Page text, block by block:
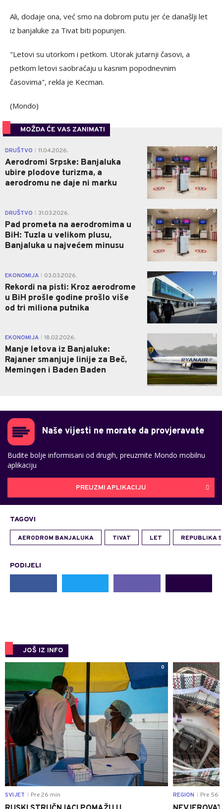
Ali, dodaje ona, već smo na dobrom putu jer će današlji let
iz banjaluke za Tivat biti popunjen.
"Letovi su utorkom i petkom. Utorak jutarnji časovi, a
petkom letovi saobraćaju u kasnim popodnevnim
časovima", rekla je Kecman.
(Mondo)
MOŽDA ĆE VAS ZANIMATI
DRUŠTVO 11.04.2026.
Aerodromi Srpske: Banjaluka
ubire plodove turizma, a
aerodromu ne daje ni marku
0
DRUŠTVO 31.03.2026.
Pad prometa na aerodromima u
BiH: Tuzla u velikom plusu,
Banjaluka u najvećem minusu
0
EKONOMIJA 03.03.2026.
Rekordi na pisti: Kroz aerodrome
u BiH prošle godine prošlo više
od tri miliona putnika
0
EKONOMIJA 18.02.2026.
Manje letova iz Banjaluke:
Rajaner smanjuje linije za Beč,
Memingen i Baden Baden
0
Naše vijesti ne morate da provjeravate
Budite bolje informisani od drugih, preuzmite Mondo mobilnu
aplikaciju
PREUZMI APLIKACIJU
TAGOVI
AERODROM BANJALUKA TIVAT LET REPUBLIKA
PODIJELI
JOŠ IZ INFO
0
SVIJET Pre 26 min REGION Pre 56